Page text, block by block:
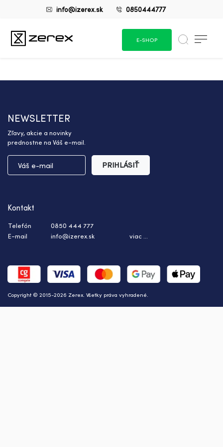
info@izerex.sk 0850444777
E-SHOP
NEWSLETTER
Zľavy, akcie a novinky
prednostne na Váš e-mail.
PRIHLÁSIŤ
Copyright © 2015-2026 Zerex. Všetky práva vyhradené.
Kontakt
Telefón
0850 444 777
E-mail
info@izerex.sk viac ...